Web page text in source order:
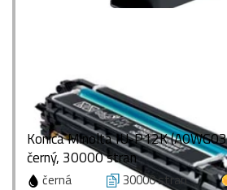
Konica Minolta IU-P12K
černý, 30000 stran
černá 30000 stran